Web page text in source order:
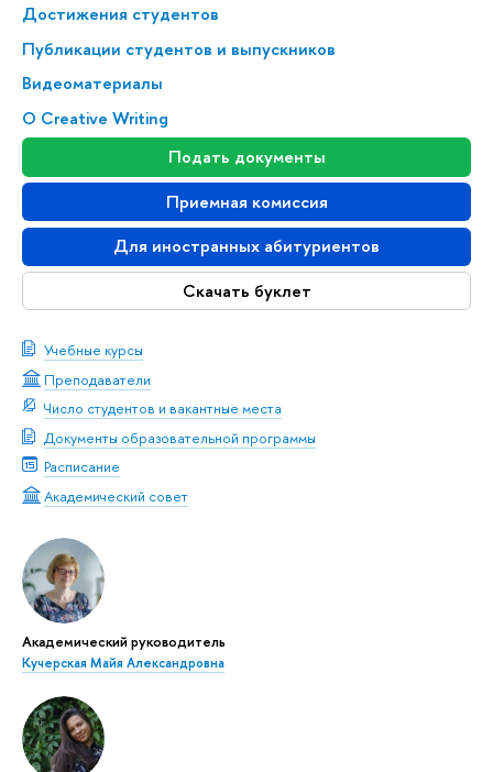
Достижения студентов
Публикации студентов и выпускников
Видеоматериалы
О Creative Writing
Подать документы
Приемная комиссия
Для иностранных абитуриентов
Скачать буклет
Учебные курсы
Преподаватели
Число студентов и вакантные места
Документы образовательной программы
Расписание
Академический совет
Академический руководитель
Кучерская Майя Александровна